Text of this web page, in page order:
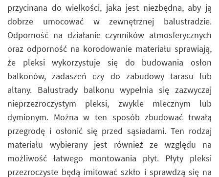
przycinana do wielkości, jaka jest niezbędna, aby ją
dobrze umocować w zewnętrznej balustradzie.
Odporność na działanie czynników atmosferycznych
oraz odporność na korodowanie materiału sprawiają,
że pleksi wykorzystuje się do budowania osłon
balkonów, zadaszeń czy do zabudowy tarasu lub
altany. Balustrady balkonu wypełnia się zazwyczaj
nieprzezroczystym pleksi, zwykle mlecznym lub
dymionym. Można w ten sposób zbudować trwałą
przegrodę i osłonić się przed sąsiadami. Ten rodzaj
materiału wybierany jest również ze względu na
możliwość łatwego montowania płyt. Płyty pleksi
przezroczyste będą imitować szkło i sprawdzą się na